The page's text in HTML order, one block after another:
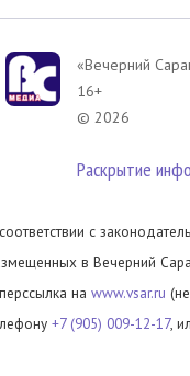
«Вечерний
16+
© 2026
Раскрытие
с
в Вечерний
на www.vsar.ru
+7 (905) 009-12-17,